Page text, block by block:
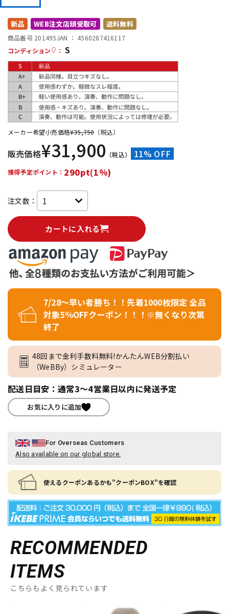
配信/ライブ機器
中古 ヴィンテージ
新品 WEB注文店頭受取可 送料無料
商品番号 201495JAN ： 4560287416117
コンディション
： S
メーカー希望小売価格¥35,750 （税込）
販売価格¥31,900 （税込） 11% OFF
獲得予定ポイント： 290pt(1%)
注文数：
カートに入れる
7/28～早い者勝ち！！先着1000枚限定 全品
対象5％OFFクーポン！！！※無くなり次第
終了
48回まで金利手数料無料!かんたんWEB分割払い
（WeBBy）シミュレーター
配送日目安：通常3～4営業日以内に発送予定
お気に入りに追加
For Overseas Customers
Also available on our global store.
使えるクーポンあるかも"クーポンBOX"を確認
RECOMMENDED
ITEMS
こちらもよく見られています